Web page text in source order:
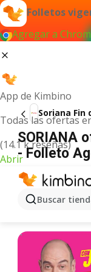
Folletos
Agregar a
App de Kimbino
Todas las ofertas
(14.1 k reseñas)
Abrir
Buscar
SORIANA
- Folleto